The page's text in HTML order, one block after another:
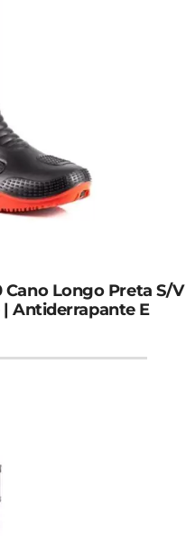
Longo Preta S/V
| Antiderrapante E